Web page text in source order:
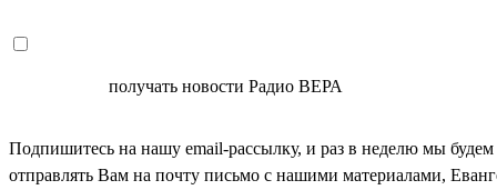
получать новости Радио ВЕРА
Подпишитесь на нашу email-рассылку, и раз в неделю мы будем
отправлять Вам на почту письмо с нашими материалами,